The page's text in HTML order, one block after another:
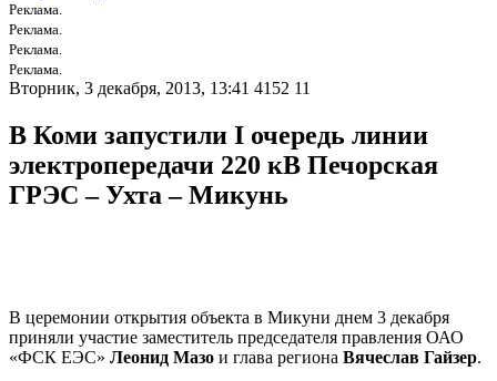
Реклама.
Реклама.
Реклама.
Реклама.
Вторник, 3 декабря, 2013, 13:41 4152 11
В Коми запустили I очередь линии
электропередачи 220 кВ Печорская
ГРЭС – Ухта – Микунь
В церемонии открытия объекта в Микуни днем 3 декабря
приняли участие заместитель председателя правления ОАО
«ФСК ЕЭС» Леонид Мазо и глава региона Вячеслав Гайзер.